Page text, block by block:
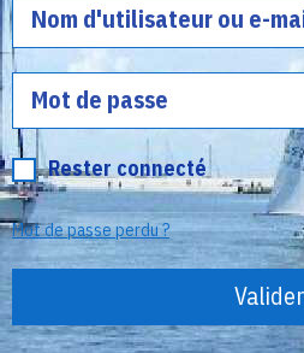
Rester connecté
Mot de passe perdu ?
Valider